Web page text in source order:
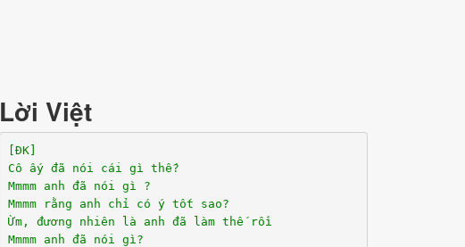
Lời Việt
[ĐK]
Cô ấy đã nói cái gì thế?
Mmmm anh đã nói gì ?
Mmmm rằng anh chỉ có ý tốt sao?
Ừm, đương nhiên là anh đã làm thế rồi
Mmmm anh đã nói gì?